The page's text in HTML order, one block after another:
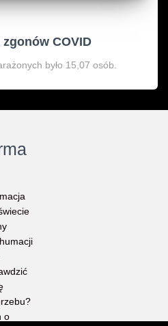
COVID
było 15,07 osób.
o